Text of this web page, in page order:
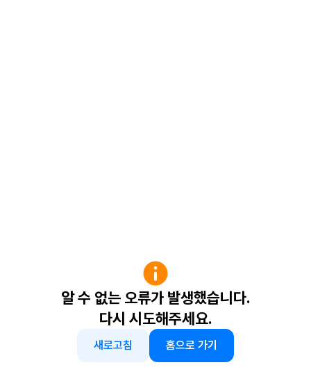
알 수 없는 오류가 발생했습니다.
다시 시도해주세요.
새로고침 홈으로 가기